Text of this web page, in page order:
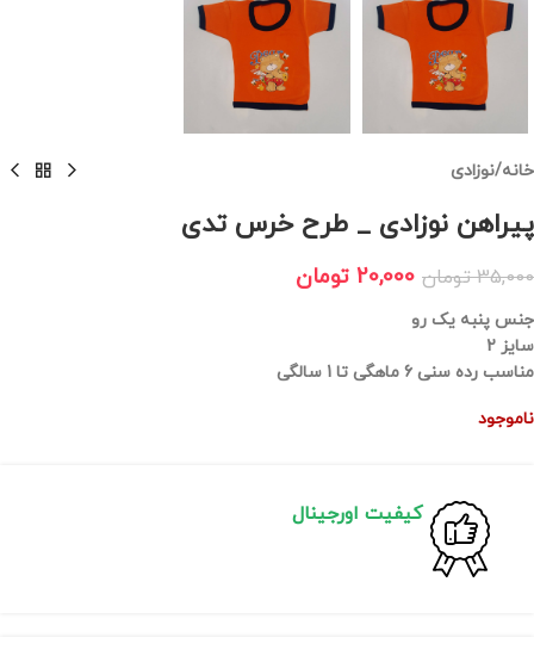
خانه/نوزادی
پیراهن نوزادی _ طرح خرس تدی
35,000 تومان 20,000 تومان
جنس پنبه یک رو
سایز 2
مناسب رده سنی 6 ماهگی تا 1 سالگی
ناموجود
کیفیت اورجینال